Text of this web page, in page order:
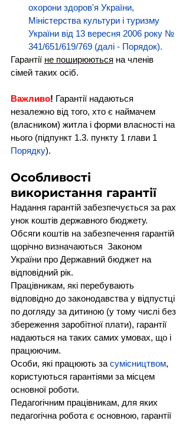
охорони здоров'я України,
Міністерства культури і туризму
України від 13 вересня 2006 року №
341/651/619/769 (далі - Порядок).
Гарантії не поширюються на членів
сімей таких осіб.
Важливо! Гарантії надаються
незалежно від того, хто є наймачем
(власником) житла і форми власності на
нього (підпункт 1.3. пункту 1 глави 1
Порядку).
Особливості
використання гарантії
Надання гарантій забезпечується за рах
унок коштів державного бюджету.
Обсяги коштів на забезпечення гарантій
щорічно визначаються  Законом
України про Державний бюджет на
відповідний рік.
Працівникам, які перебувають
відповідно до законодавства у відпустці
по догляду за дитиною (у тому числі без
збереження заробітної плати), гарантії
надаються на таких самих умовах, що і
працюючим.
Особи, які працюють за сумісництвом,
користуються гарантіями за місцем
основної роботи.
Педагогічним працівникам, для яких
педагогічна робота є основною, гарантії